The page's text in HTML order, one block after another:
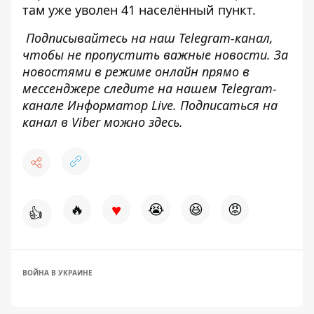
там уже уволен 41 населённый пункт.
Подписывайтесь на наш Telegram-канал,
чтобы не пропустить важные новости. За
новостями в режиме онлайн прямо в
мессенджере следите на нашем Telegram-
канале Информатор Live. Подписаться на
канал в Viber можно здесь.
👍 🔥 ♥ 😭 😆 😡
ВОЙНА В УКРАИНЕ